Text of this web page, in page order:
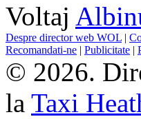
Voltaj
Despre director web WOL |
Recomandati-ne | Publicitate |
© 2026.
la Taxi